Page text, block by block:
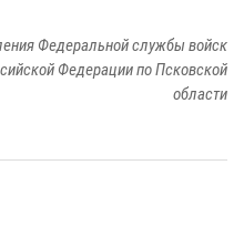
Федеральной службы войск
Федерации по Псковской
области